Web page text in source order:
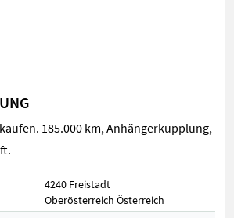
185.000 km, Anhängerkupplung,
4240 Freistadt
Oberösterreich Österreich